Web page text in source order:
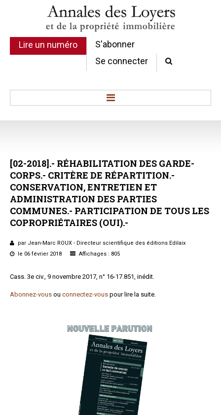
Lire un numéro
S'abonner
Se connecter
Sommaires
Chroniques
Etudes de texte
Réponses ministérielles
Conclusions et Rapports
[02-2018].- RÉHABILITATION DES GARDE-
CORPS.- CRITÈRE DE RÉPARTITION.-
CONSERVATION,ENTRETIEN ET
ADMINISTRATION DES PARTIES
COMMUNES.- PARTICIPATION DE TOUS LES
COPROPRIÉTAIRES (OUI).-
par Jean-Marc ROUX - Directeur scientifique des éditions Edilaix
le 06 février 2018
Affichages : 805
Cass. 3e civ., 9 novembre 2017, n° 16-17.851, inédit.
Abonnez-vous ou connectez-vous pour lire la suite.